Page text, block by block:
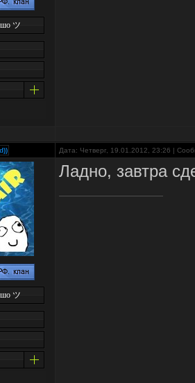
ツ
Дата: Четверг, 19.01.2012, 23:26 |
ツ
Ладно, завтра